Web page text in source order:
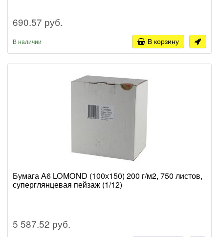
690.57 руб.
В наличии В корзину
Бумага А6 LOMOND (100х150) 200 г/м2, 750 листов,
суперглянцевая пейзаж (1/12)
5 587.52 руб.